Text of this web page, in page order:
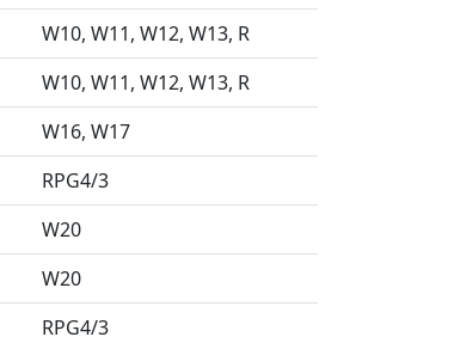
W10 W11 W12 W13 R
W10 W11 W12 W13 R
W16 W17
RPG4/3
W20
W20
RPG4/3